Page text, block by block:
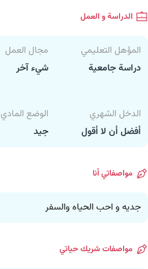
الدراسة و العمل
المؤهل التعليمي
دراسة جامعية
مجال العمل
شيء آخر
الدخل الشهري
أفضل أن لا أقول
الوضع المادي
جيد
مواصفاتي أنا
جديه و احب الحياه والسفر
مواصفات شريك حياتي